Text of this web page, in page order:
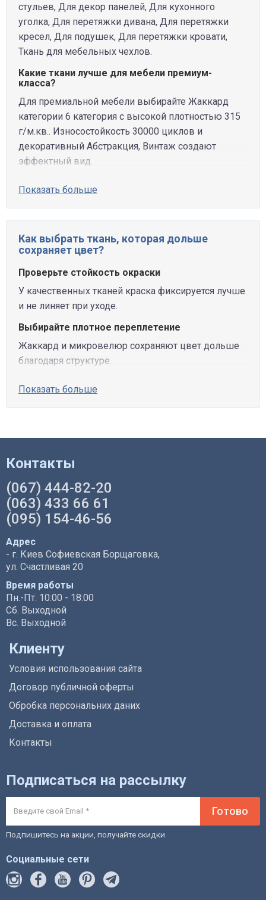
стульев, Для декор панелей, Для кухонного
уголка, Для перетяжки дивана, Для перетяжки
кресел, Для подушек, Для перетяжки кровати,
Ткань для мебельных чехлов.
Какие ткани лучше для мебели премиум-
класса?
Для премиальной мебели выбирайте Жаккард
категории 6 категория с высокой плотностью 315
г/м.кв.. Износостойкость 30000 циклов и
декоративный Абстракция, Винтаж создают
эффектный вид.
Показать больше
Как выбрать ткань, которая дольше
сохраняет цвет?
Проверьте стойкость окраски
У качественных тканей краска фиксируется лучше
и не линяет при уходе.
Выбирайте плотное переплетение
Жаккард и микровелюр сохраняют цвет дольше
благодаря структуре.
Показать больше
Контакты
(067) 444-82-20
(063) 433 66 61
(095) 154-46-56
Адрес
- г. Киев Софиевская Борщаговка,
ул. Счастливая 20
Время работы
Пн.-Пт. 10:00 - 18:00
Сб. Выходной
Вс. Выходной
Клиенту
Условия использования сайта
Договор публичной оферты
Обробка персональних даних
Доставка и оплата
Контакты
Подписаться на рассылку
Готово
Подпишитесь на акции, получайте скидки
Социальные сети